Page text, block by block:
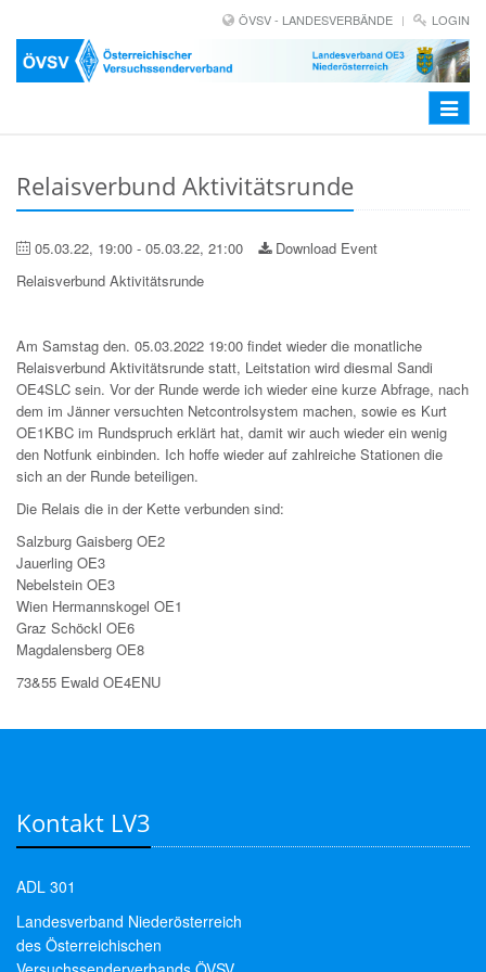
ÖVSV - LANDESVERBÄNDE LOGIN
Toggle
Relaisverbund Aktivitätsrunde
05.03.22, 19:00 - 05.03.22, 21:00
Download Event
Relaisverbund Aktivitätsrunde
Am Samstag den. 05.03.2022 19:00 findet wieder die monatliche
Relaisverbund Aktivitätsrunde statt, Leitstation wird diesmal Sandi
OE4SLC sein. Vor der Runde werde ich wieder eine kurze Abfrage, nach
dem im Jänner versuchten Netcontrolsystem machen, sowie es Kurt
OE1KBC im Rundspruch erklärt hat, damit wir auch wieder ein wenig
den Notfunk einbinden. Ich hoffe wieder auf zahlreiche Stationen die
sich an der Runde beteiligen.
Die Relais die in der Kette verbunden sind:
Salzburg Gaisberg OE2
Jauerling OE3
Nebelstein OE3
Wien Hermannskogel OE1
Graz Schöckl OE6
Magdalensberg OE8
73&55 Ewald OE4ENU
Kontakt LV3
ADL 301
Landesverband Niederösterreich
des Österreichischen